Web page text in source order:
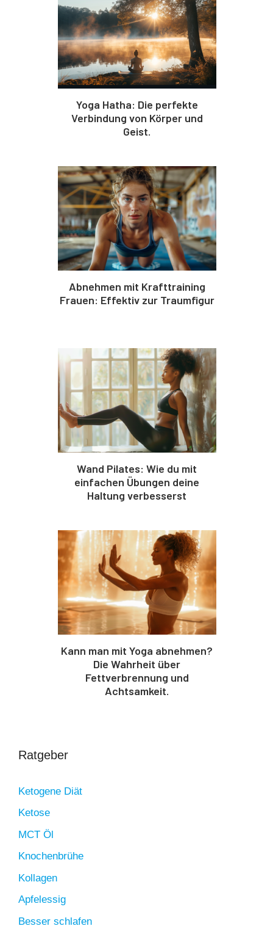
Yoga Hatha: Die perfekte
Verbindung von Körper und
Geist.
Abnehmen mit Krafttraining
Frauen: Effektiv zur Traumfigur
Wand Pilates: Wie du mit
einfachen Übungen deine
Haltung verbesserst
Kann man mit Yoga abnehmen?
Die Wahrheit über
Fettverbrennung und
Achtsamkeit.
Ratgeber
Ketogene Diät
Ketose
MCT Öl
Knochenbrühe
Kollagen
Apfelessig
Besser schlafen